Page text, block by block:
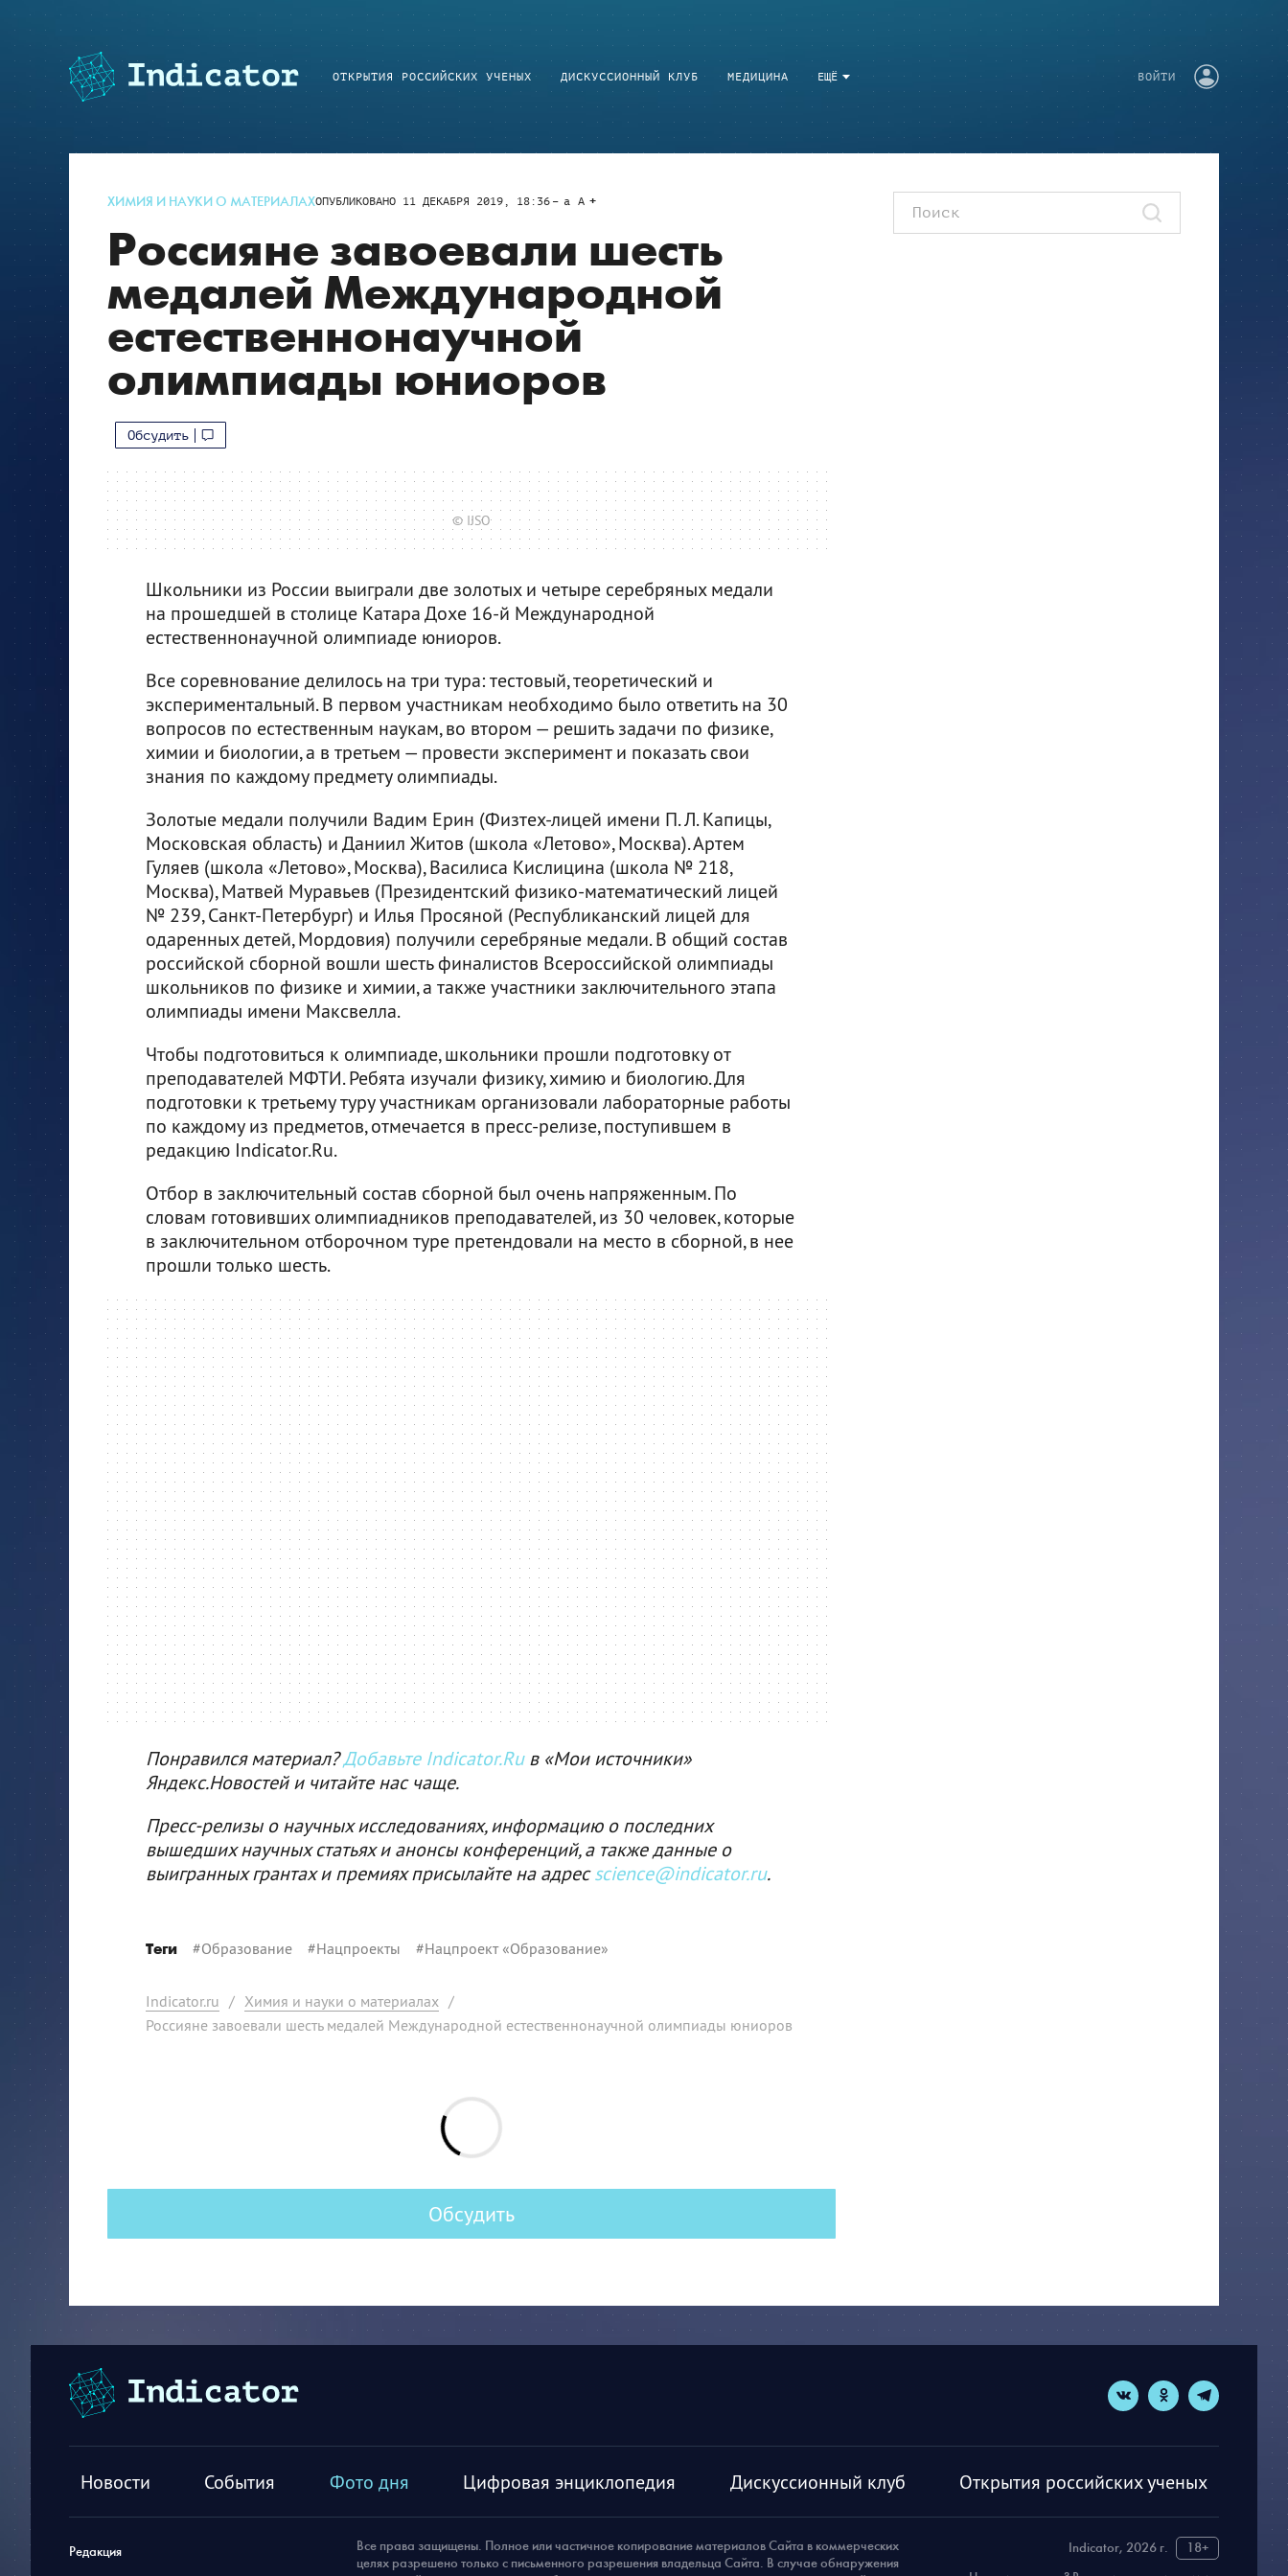
ЕЩЁ
ОТКРЫТИЯ РОССИЙСКИХ УЧЕНЫХ ДИСКУССИОННЫЙ КЛУБ МЕДИЦИНА ВОЙТИ
ХИМИЯ И НАУКИ О МАТЕРИАЛАХОПУБЛИКОВАНО 11 ДЕКАБРЯ 2019, 18:36 a A
Россияне завоевали шесть
медалей Международной
естественнонаучной
олимпиады юниоров
Обсудить
© IJSO
Школьники из России выиграли две золотых и четыре серебряных медали
на прошедшей в столице Катара Дохе 16-й Международной
естественнонаучной олимпиаде юниоров.
Все соревнование делилось на три тура: тестовый, теоретический и
экспериментальный. В первом участникам необходимо было ответить на 30
вопросов по естественным наукам, во втором — решить задачи по физике,
химии и биологии, а в третьем — провести эксперимент и показать свои
знания по каждому предмету олимпиады.
Золотые медали получили Вадим Ерин (Физтех-лицей имени П. Л. Капицы,
Московская область) и Даниил Житов (школа «Летово», Москва). Артем
Гуляев (школа «Летово», Москва), Василиса Кислицина (школа № 218,
Москва), Матвей Муравьев (Президентский физико-математический лицей
№ 239, Санкт-Петербург) и Илья Просяной (Республиканский лицей для
одаренных детей, Мордовия) получили серебряные медали. В общий состав
российской сборной вошли шесть финалистов Всероссийской олимпиады
школьников по физике и химии, а также участники заключительного этапа
олимпиады имени Максвелла.
Чтобы подготовиться к олимпиаде, школьники прошли подготовку от
преподавателей МФТИ. Ребята изучали физику, химию и биологию. Для
подготовки к третьему туру участникам организовали лабораторные работы
по каждому из предметов, отмечается в пресс-релизе, поступившем в
редакцию Indicator.Ru.
Отбор в заключительный состав сборной был очень напряженным. По
словам готовивших олимпиадников преподавателей, из 30 человек, которые
в заключительном отборочном туре претендовали на место в сборной, в нее
прошли только шесть.
Понравился материал?Добавьте Indicator.Ruв «Мои источники»
Яндекс.Новостей и читайте нас чаще.
Пресс-релизы о научных исследованиях, информацию о последних
вышедших научных статьях и анонсы конференций, а также данные о
выигранных грантах и премиях присылайте на адресscience@indicator.ru.
Теги #Образование #Нацпроекты #Нацпроект «Образование»
Indicator.ru / Химия и науки о материалах /
Россияне завоевали шесть медалей Международной естественнонаучной олимпиады юниоров
Обсудить
Новости События Фото дня Цифровая энциклопедия Дискуссионный клуб Открытия российских ученых
Редакция Indicator, 2026 г.
18+
Все права защищены. Полное или частичное копирование материалов Сайта в коммерческих
целях разрешено только с письменного разрешения владельца Сайта. В случае обнаружения